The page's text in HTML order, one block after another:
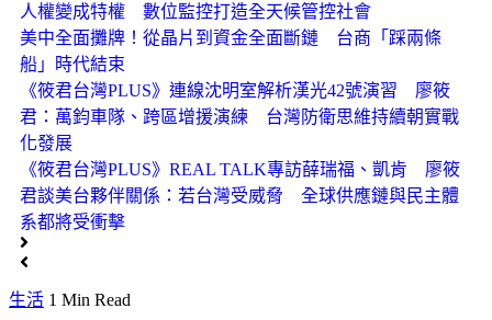
人權變成特權 數位監控打造全天候管控社會
美中全面攤牌！從晶片到資金全面斷鏈 台商「踩兩條
船」時代結束
《筱君台灣PLUS》連線沈明室解析漢光42號演習 廖筱
君：萬鈞車隊、跨區增援演練 台灣防衛思維持續朝實戰
化發展
《筱君台灣PLUS》REAL TALK專訪薛瑞福、凱肯 廖筱
君談美台夥伴關係：若台灣受威脅 全球供應鏈與民主體
系都將受衝擊
生活 1 Min Read